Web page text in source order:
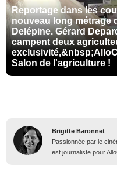
Reportage dans les
nouveau long métrage
Delépine. Gérard
campent deux
Salon de l'agriculture !
Brigitte Baronnet
Passionnée par le
est journaliste pour